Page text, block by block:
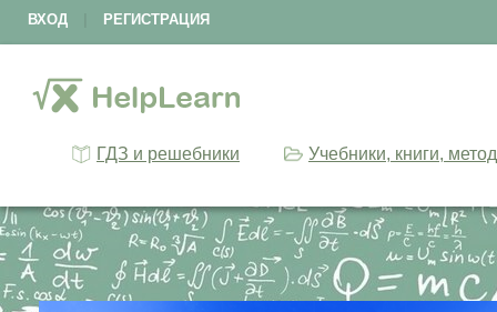
ВХОД РЕГИСТРАЦИЯ
ГДЗ и решебники Учебники, книги,